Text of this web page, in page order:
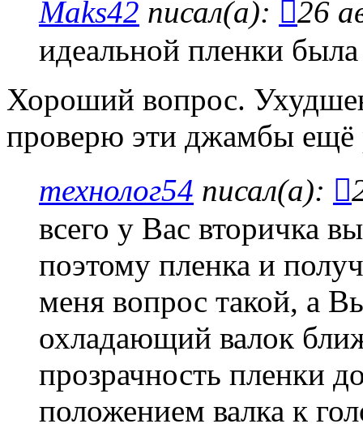
Maks42 писал(а):
26
идеальной пленки была
Хороший вопрос.
проверю эти джамбы ещё
технолог54 писал(а):
всего у Вас вторичка
поэтому пленка и
меня вопрос такой, а
охладающий валок
прозрачность пленки
положением валка к